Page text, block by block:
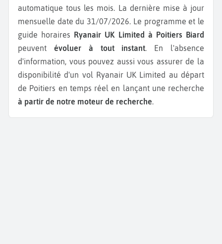
automatique tous les mois. La dernière mise à jour
mensuelle date du 31/07/2026. Le programme et le
guide horaires Ryanair UK Limited à Poitiers Biard
peuvent évoluer à tout instant. En l'absence
d'information, vous pouvez aussi vous assurer de la
disponibilité d'un vol Ryanair UK Limited au départ
de Poitiers en temps réel en lançant une recherche
à partir de notre moteur de recherche.